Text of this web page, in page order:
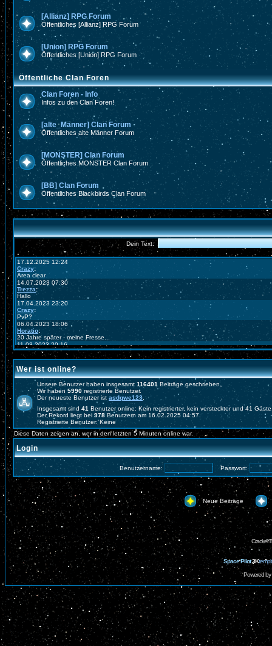
[Allianz] RPG Forum
Öffentliches [Allianz] RPG Forum
[Union] RPG Forum
Öffentliches [Union] RPG Forum
Öffentliche Clan Foren
Clan Foren - Info
Infos zu den Clan Foren!
[alte_Männer] Clan Forum
Öffentliches alte Männer Forum
[MONSTER] Clan Forum
Öffentliches MONSTER Clan Forum
[BB] Clan Forum
Öffentliches Blackbirds Clan Forum
Wer ist online?
Unsere Benutzer haben insgesamt 116401 Beiträge geschrieben.
Wir haben 5990registrierte Benutzer.
Der neueste Benutzer ist asdqwe123
Insgesamt sind 41 Benutzer online: Kein registrierter, kein versteckter und 41
Der Rekord liegt bei 978 Benutzern am 16.02.2025 04:57.
Registrierte Benutzer: Keine
Diese Daten zeigen an, wer in den letzten 5 Minuten online war.
Login
Benutzername: Passwort:
Neue Beiträge
Space Pilot3K
Powered by